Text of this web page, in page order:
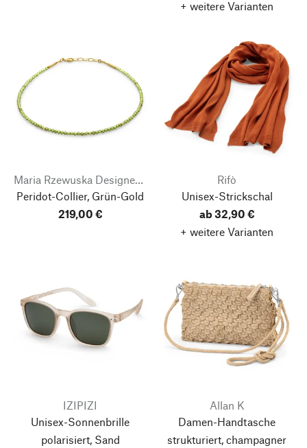
+ weitere Varianten
Maria Rzewuska Designerschmuck
Peridot-Collier, Grün-Gold
219,00 €
Rifò
Unisex-Strickschal
ab 32,90 €
+ weitere Varianten
IZIPIZI
Unisex-Sonnenbrille
polarisiert, Sand
Allan K
Damen-Handtasche
strukturiert, champagner